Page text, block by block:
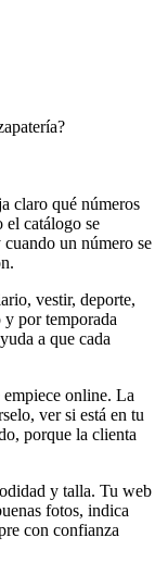
claro qué números
el catálogo se
un número se
vestir, deporte,
por temporada
a que cada
online. La
ver si está en tu
porque la clienta
y talla. Tu web
fotos, indica
con confianza